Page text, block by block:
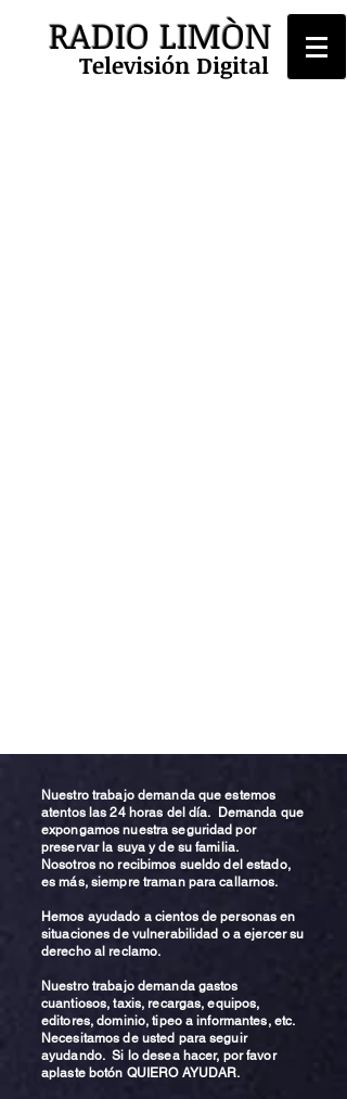
RADIO LIMÒN
Televisión Digital
Nuestro trabajo demanda que estemos
atentos las 24 horas del día. Demanda que
expongamos nuestra seguridad por
preservar la suya y de su familia.
Nosotros no recibimos sueldo del estado,
es más, siempre traman para callarnos.
Hemos ayudado a cientos de personas en
situaciones de vulnerabilidad o a ejercer su
derecho al reclamo.
Nuestro trabajo demanda gastos
cuantiosos, taxis, recargas, equipos,
editores, dominio, tipeo a informantes, etc.
Necesitamos de usted para seguir
ayudando. Si lo desea hacer, por favor
aplaste botón QUIERO AYUDAR.